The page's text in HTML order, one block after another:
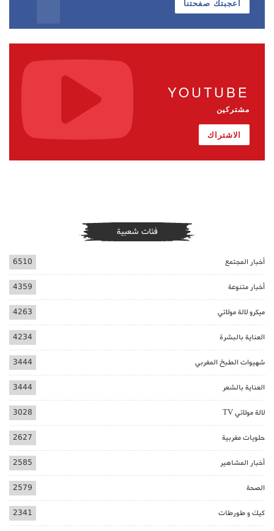
أعجبتك صفحتنا
YOUTUBE
مشتركين
الاشتراك
فئات شعبية
أخبار المجتمع 6510
أخبار متنوعة 4359
ميكرو لالة مولاتي 4263
العناية بالبشرة 4234
شهيوات الطبخ المغربي 3444
العناية بالشعر 3444
لالة مولاتي TV 3028
حلويات مغربية 2627
أخبار المشاهير 2585
الصحة 2579
كيك و طورطات 2341